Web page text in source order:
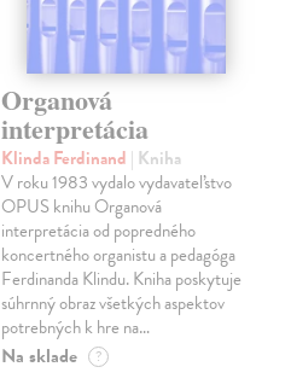
Organová
interpretácia
Klinda Ferdinand | Kniha
V roku 1983 vydalo vydavateľstvo
OPUS knihu Organová
interpretácia od popredného
koncertného organistu a pedagóga
Ferdinanda Klindu. Kniha poskytuje
súhrnný obraz všetkých aspektov
potrebných k hre na…
Na sklade ?